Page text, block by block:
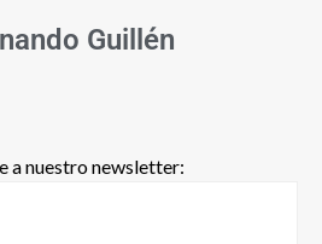
Guillén
a nuestro newsletter: